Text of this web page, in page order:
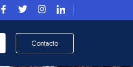
Contacto